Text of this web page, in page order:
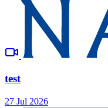
test
27 Jul 2026